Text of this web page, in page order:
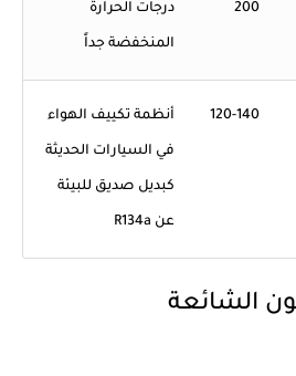
200 درجات الحرارة
المنخفضة جداً
120-140 أنظمة تكييف الهواء
في السيارات الحديثة
كبديل صديق للبيئة
عن R134a
الشائعة